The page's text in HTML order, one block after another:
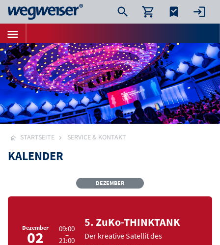
STARTSEITE SERVICE & KONTAKT
KALENDER
DEZEMBER
Dezember
02 09:00
–
21:00
5. ZuKo-THINKTANK
Der kreative Satellit des